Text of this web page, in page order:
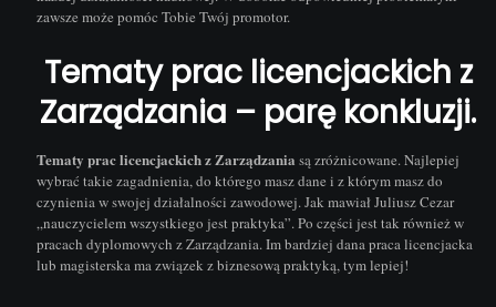
zawsze może pomóc Tobie Twój promotor.
Tematy prac licencjackich z
Zarządzania – parę konkluzji.
Tematy prac licencjackich z Zarządzania są zróżnicowane. Najlepiej
wybrać takie zagadnienia, do którego masz dane i z którym masz do
czynienia w swojej działalności zawodowej. Jak mawiał Juliusz Cezar
„nauczycielem wszystkiego jest praktyka”. Po części jest tak również w
pracach dyplomowych z Zarządzania. Im bardziej dana praca licencjacka
lub magisterska ma związek z biznesową praktyką, tym lepiej!